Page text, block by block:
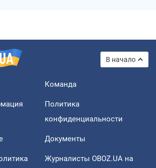
В начало
Команда
Политика
конфиденциальности
Документы
Журналисты OBOZ.UA на